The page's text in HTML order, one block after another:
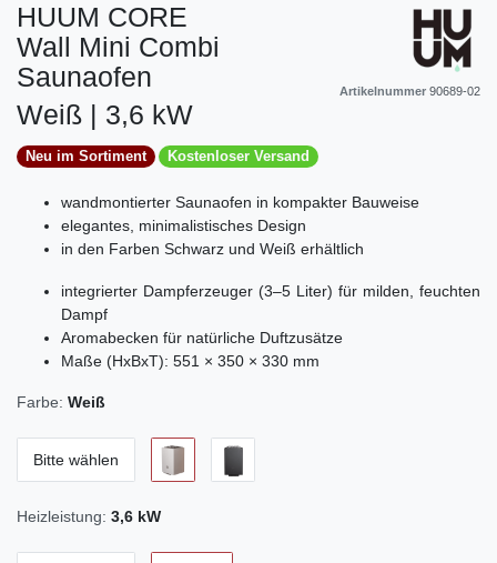
HUUM CORE
Wall Mini Combi
Saunaofen
Weiß | 3,6 kW
Artikelnummer 90689-02
Neu im Sortiment Kostenloser Versand
wandmontierter Saunaofen in kompakter Bauweise
elegantes, minimalistisches Design
in den Farben Schwarz und Weiß erhältlich
integrierter Dampferzeuger (3–5 Liter) für milden, feuchten
Dampf
Aromabecken für natürliche Duftzusätze
Maße (HxBxT): 551 × 350 × 330 mm
Farbe: Weiß
Bitte wählen
Heizleistung: 3,6 kW